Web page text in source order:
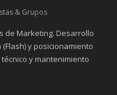
& Grupos
de Marketing. Desarrollo
y posicionamiento
y mantenimiento